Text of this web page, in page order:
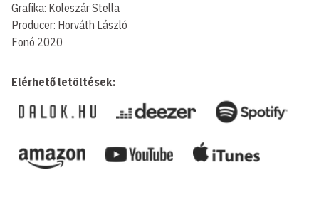
Grafika: Koleszár Stella
Producer: Horváth László
Fonó 2020
Elérhető letöltések: